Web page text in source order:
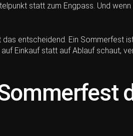
statt zum Engpass. Und
das entscheidend. Ein Sommerfest
Einkauf statt auf Ablauf schaut,